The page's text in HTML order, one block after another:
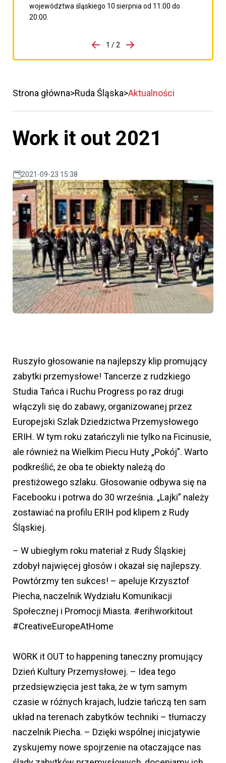
województwa śląskiego 10 sierpnia od 11:00 do
20:00.
porzpedniego komunikatu
1 / 2
Przejdź do następnego
Strona główna Ruda Śląska Aktualności
Work it out 2021
2021-09-23 15:38
Ruszyło głosowanie na najlepszy klip promujący
zabytki przemysłowe! Tancerze z rudzkiego
Studia Tańca i Ruchu Progress po raz drugi
włączyli się do zabawy, organizowanej przez
Europejski Szlak Dziedzictwa Przemysłowego
ERIH. W tym roku zatańczyli nie tylko na Ficinusie,
ale również na Wielkim Piecu Huty „Pokój”. Warto
podkreślić, że oba te obiekty należą do
prestiżowego szlaku. Głosowanie odbywa się na
Facebooku i potrwa do 30 września. „Lajki” należy
zostawiać na profilu ERIH pod klipem z Rudy
Śląskiej.
– W ubiegłym roku materiał z Rudy Śląskiej
zdobył najwięcej głosów i okazał się najlepszy.
Powtórzmy ten sukces! – apeluje Krzysztof
Piecha, naczelnik Wydziału Komunikacji
Społecznej i Promocji Miasta. #erihworkitout
#CreativeEuropeAtHome
WORK it OUT to happening taneczny promujący
Dzień Kultury Przemysłowej. – Idea tego
przedsięwzięcia jest taka, że w tym samym
czasie w różnych krajach, ludzie tańczą ten sam
układ na terenach zabytków techniki – tłumaczy
naczelnik Piecha. – Dzięki wspólnej inicjatywie
zyskujemy nowe spojrzenie na otaczające nas